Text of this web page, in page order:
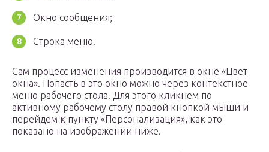
Окно сообщения;
Строка меню.
Сам процесс изменения производится в окне «Цвет
окна». Попасть в это окно можно через контекстное
меню рабочего стола. Для этого кликнем по
активному рабочему столу правой кнопкой мыши и
перейдем к пункту «Персонализация», как это
показано на изображении ниже.